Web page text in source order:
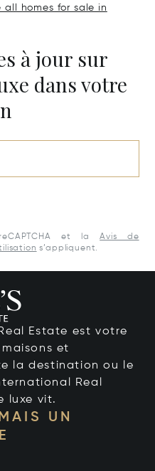
all homes for sale in
à jour sur
dans votre
et la
Avis de
s’appliquent.
Estate est votre
et
la destination ou le
Real
luxe vit.
UN